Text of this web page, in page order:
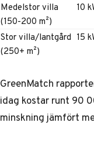
Medelstor villa
(150-200 m²)
10
Stor villa/lantgård
(250+ m²)
15
GreenMatch
idag kostar runt 90
minskning jämfört